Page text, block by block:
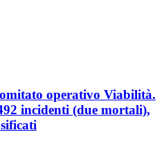
operativo Viabilità.
incidenti (due mortali),